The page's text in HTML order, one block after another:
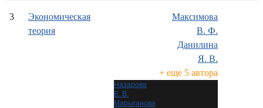
3
Экономическая
теория
Максимова
В. Ф.
Данилина
Я. В.
+ еще 5 автора
Назарова
Е. В.
Марыганова